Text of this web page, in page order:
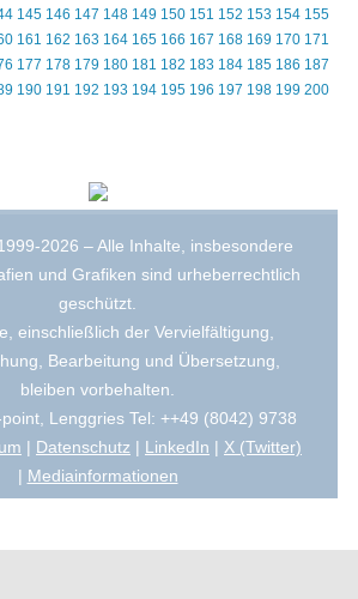
145 146 147 148 149 150 151 152 153 154 155
161 162 163 164 165 166 167 168 169 170 171
177 178 179 180 181 182 183 184 185 186 187
190 191 192 193 194 195 196 197 198 199 200
2026 – Alle Inhalte, insbesondere
und Grafiken sind urheberrechtlich
geschützt.
einschließlich der Vervielfältigung,
Bearbeitung und Übersetzung,
bleiben vorbehalten.
Lenggries Tel: ++49 (8042) 9738
| Datenschutz | LinkedIn | X (Twitter)
| Mediainformationen